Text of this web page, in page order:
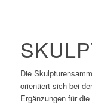
Die
orientiert sich bei
Ergänzungen für